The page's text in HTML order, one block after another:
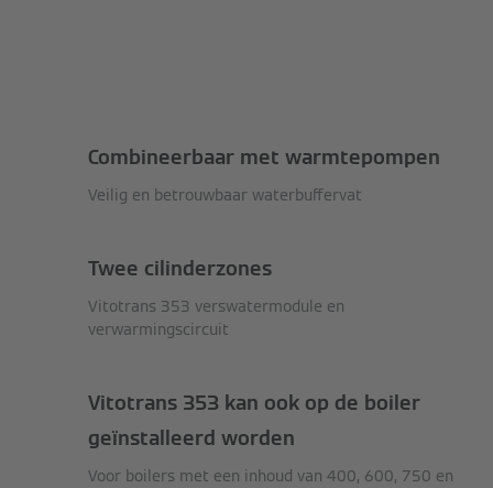
Combineerbaar met warmtepompen
Veilig en betrouwbaar waterbuffervat
Twee cilinderzones
Vitotrans 353 verswatermodule en
verwarmingscircuit
Vitotrans 353 kan ook op de boiler
geïnstalleerd worden
Voor boilers met een inhoud van 400, 600, 750 en